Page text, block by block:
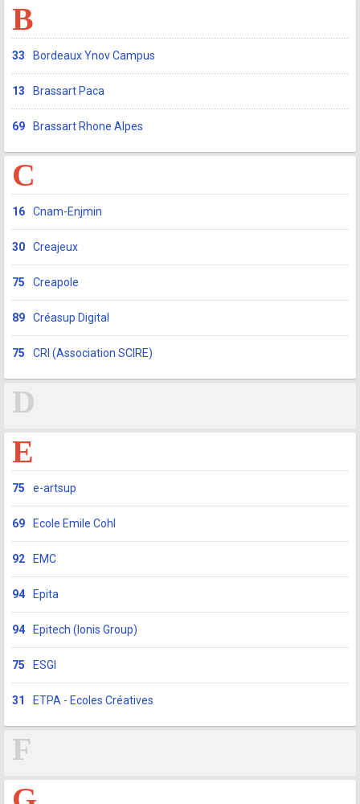
B
33 Bordeaux Ynov Campus
13 Brassart Paca
69 Brassart Rhone Alpes
C
16 Cnam-Enjmin
30 Creajeux
75 Creapole
89 Créasup Digital
75 CRI (Association SCIRE)
D
E
75 e-artsup
69 Ecole Emile Cohl
92 EMC
94 Epita
94 Epitech (Ionis Group)
75 ESGI
31 ETPA - Ecoles Créatives
F